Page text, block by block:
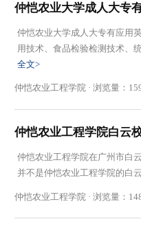
仲恺农业大学成人大专有应用
用技术、食品检验检测技术、
全文>
仲恺农业工程学院 · 浏览量：
仲恺农业工程学院白云
仲恺农业工程学院在广州市白
并不是仲恺农业工程学院的白云
仲恺农业工程学院 · 浏览量：